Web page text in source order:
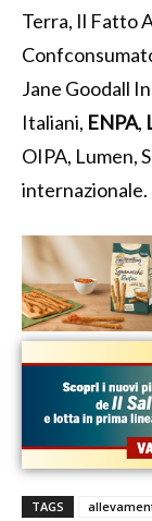
Terra, Il Fatto
Jane Goodall
Italiani, ENPA,
OIPA, Lumen,
internazionale.
TAGS